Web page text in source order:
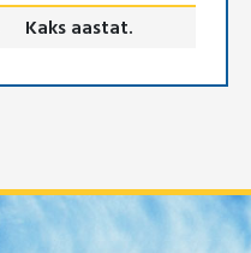
Kaks aastat.